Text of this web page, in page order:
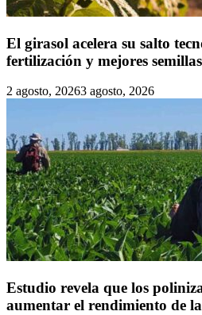
El girasol acelera su salto
fertilización y mejores semillas
2 agosto, 20263 agosto, 2026
Estudio revela que los
aumentar el rendimiento de